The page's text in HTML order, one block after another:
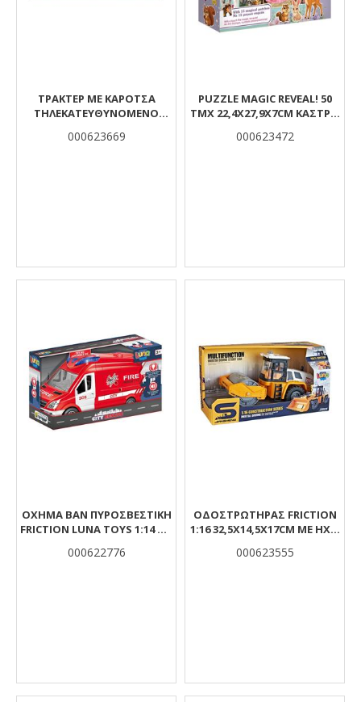
ΤΡΑΚΤΕΡ ΜΕ ΚΑΡΟΤΣΑ
ΤΗΛΕΚΑΤΕΥΘΥΝΟΜΕΝΟ
49X14X22CM ΜΕ ΦΩΣ LUNA
000623669
PUZZLE MAGIC REVEAL! 50
ΤΜΧ 22,4X27,9X7CM ΚΑΣΤΡΟ
000623472
ΌΧΗΜΑ ΒΑΝ ΠΥΡΟΣΒΕΣΤΙΚΉ
FRICTION LUNA TOYS 1:14 ΜΕ
000622776
ΟΔΟΣΤΡΩΤΗΡΑΣ FRICTION
1:16 32,5X14,5X17CM ΜΕ ΗΧΟ
000623555